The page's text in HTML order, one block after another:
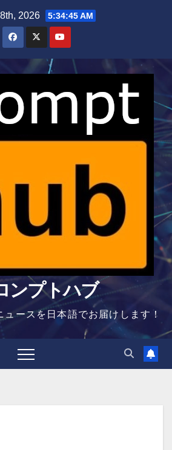
2026 5:34:45 AM
ンプトハブ
ースを日本語でお届けします！